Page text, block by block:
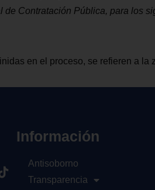
de Contratación Pública, para los
en el proceso, se refieren a la
Información
Antisoborno
Transparencia